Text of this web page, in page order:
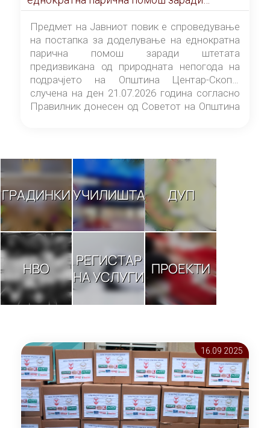
штетата предизвикана од природната
непогода на подрачјето на Општина
Центар-Скопје случена на ден 21.07.2026
година
Предмет на Јавниот повик е спроведување
на постапка за доделување на еднократна
парична помош заради штетата
предизвикана од природната непогода на
подрачјето на Општина Центар-Скопје
случена на ден 21.07.2026 година согласно
Правилник донесен од Советот на Општина
ГРАДИНКИУЧИЛИШТА ДУП
НВО
РЕГИСТАР
НА УСЛУГИ ПРОЕКТИ
16.09 2025